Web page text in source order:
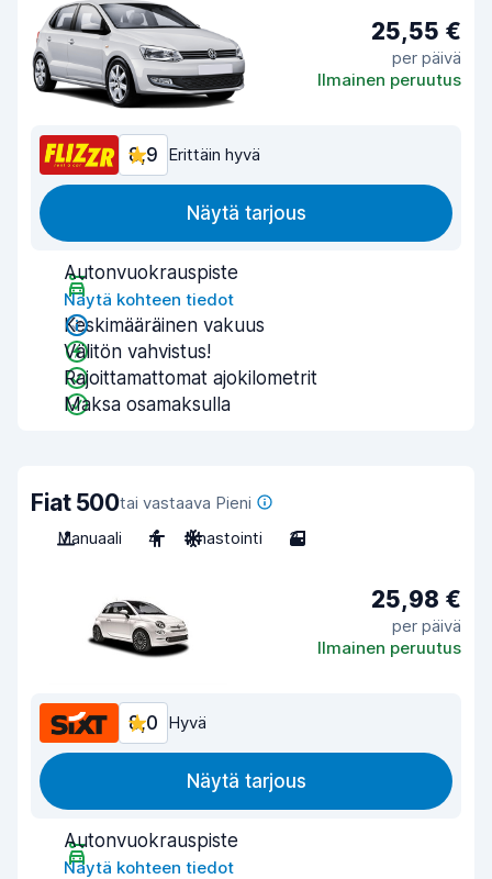
25,55 €
per päivä
Ilmainen peruutus
8,9 Erittäin hyvä
Näytä tarjous
Autonvuokrauspiste
Näytä kohteen tiedot
Keskimääräinen vakuus
Välitön vahvistus!
Rajoittamattomat ajokilometrit
Maksa osamaksulla
Fiat 500tai vastaava Pieni
Manuaali
4 Ilmastointi 3
25,98 €
per päivä
Ilmainen peruutus
8,0 Hyvä
Näytä tarjous
Autonvuokrauspiste
Näytä kohteen tiedot